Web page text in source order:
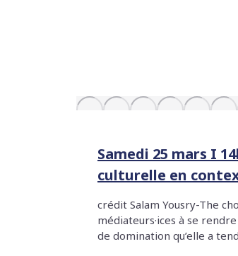
Samedi 25 mars I
culturelle en
crédit Salam Yousry-The
médiateurs·ices à se
de domination qu’elle a